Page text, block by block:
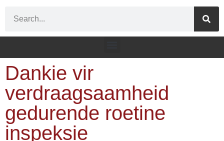
Dankie vir
verdraagsaamheid
gedurende roetine
inspeksie